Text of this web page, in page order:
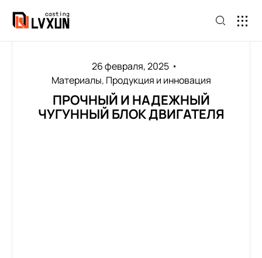
26 февраля, 2025
Материалы, Продукция и инновация
ПРОЧНЫЙ И НАДЕЖНЫЙ
ЧУГУННЫЙ БЛОК ДВИГАТЕЛЯ